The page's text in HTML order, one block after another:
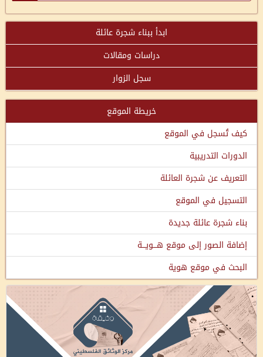
ابدأ ببناء شجرة عائلة
دراسات ومقالات
سجل الزوار
خريطة الموقع
كيف تُسجل في الموقع
الدورات التدريبية
التعريف عن شجرة العائلة
التسجيل في الموقع
بناء شجرة عائلة جديدة
إضافة الصور إلى موقع هـــويـــة
البحث في موقع هوية